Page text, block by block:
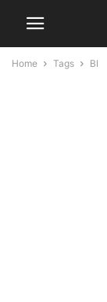
Home Tags BI